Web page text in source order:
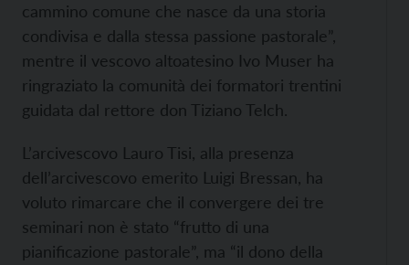
cammino comune che nasce da una storia
condivisa e dalla stessa passione pastorale”,
mentre il vescovo altoatesino Ivo Muser ha
ringraziato la comunità dei formatori trentini
guidata dal rettore don Tiziano Telch.
L’arcivescovo Lauro Tisi, alla presenza
dell’arcivescovo emerito Luigi Bressan, ha
voluto rimarcare che il convergere dei tre
seminari non è stato “frutto di una
pianificazione pastorale”, ma “il dono della